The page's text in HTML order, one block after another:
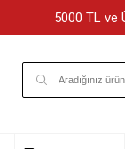
5000 TL ve